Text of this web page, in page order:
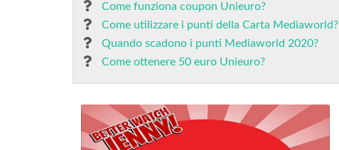
Come funziona coupon Unieuro?
Come utilizzare i punti della Carta Mediaworld?
Quando scadono i punti Mediaworld 2020?
Come ottenere 50 euro Unieuro?